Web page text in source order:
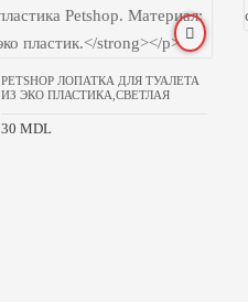
PETSHOP ЛОПАТКА ДЛЯ ТУАЛЕТА
ИЗ ЭКО ПЛАСТИКА,СВЕТЛАЯ
30 MDL